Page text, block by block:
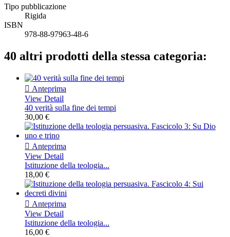
Tipo pubblicazione
Rigida
ISBN
978-88-97963-48-6
40 altri prodotti della stessa categoria:
 Anteprima
View Detail
40 verità sulla fine dei tempi
30,00 €
 Anteprima
View Detail
Istituzione della teologia...
18,00 €
 Anteprima
View Detail
Istituzione della teologia...
16,00 €